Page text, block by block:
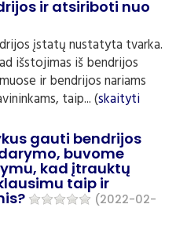
ir atsiriboti nuo
įstatų nustatyta tvarka.
išstojimas iš bendrijos
ir bendrijos nariams
taip... (skaityti
gauti bendrijos
buvome
kad įtrauktų
taip ir
(2022-02-